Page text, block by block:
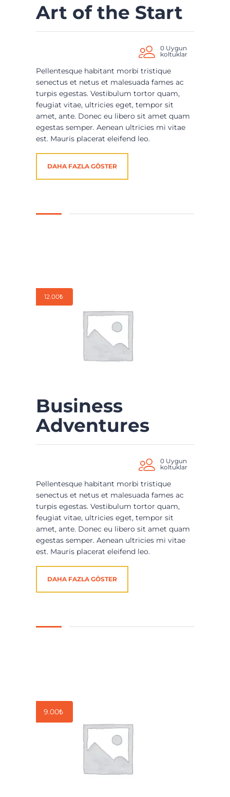
Art of the Start
0 Uygun
koltuklar
Pellentesque habitant morbi tristique
senectus et netus et malesuada fames ac
turpis egestas. Vestibulum tortor quam,
feugiat vitae, ultricies eget, tempor sit
amet, ante. Donec eu libero sit amet quam
egestas semper. Aenean ultricies mi vitae
est. Mauris placerat eleifend leo.
DAHA FAZLA GÖSTER
12.00₺
Business
Adventures
0 Uygun
koltuklar
Pellentesque habitant morbi tristique
senectus et netus et malesuada fames ac
turpis egestas. Vestibulum tortor quam,
feugiat vitae, ultricies eget, tempor sit
amet, ante. Donec eu libero sit amet quam
egestas semper. Aenean ultricies mi vitae
est. Mauris placerat eleifend leo.
DAHA FAZLA GÖSTER
9.00₺